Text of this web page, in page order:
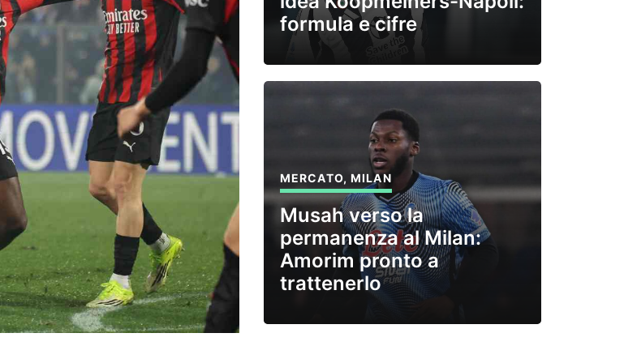
formula e cifre
MERCATO, MILAN
Musah verso la
permanenza al Milan:
Amorim pronto a
trattenerlo